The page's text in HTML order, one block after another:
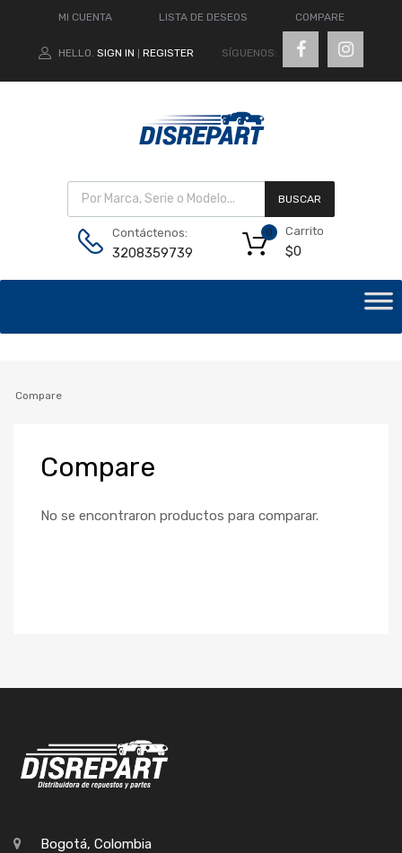
MI CUENTA LISTA DE DESEOS COMPARE
HELLO. SIGN IN REGISTER SÍGUENOS:
BUSCAR
Contáctenos:
3208359739
Carrito
$0
0
Compare
Compare
No se encontraron productos para comparar.
Bogotá, Colombia